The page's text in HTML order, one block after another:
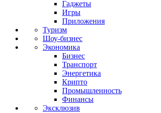
Гаджеты
Игры
Приложения
Туризм
Шоу-бизнес
Экономика
Бизнес
Транспорт
Энергетика
Крипто
Промышленность
Финансы
Эксклюзив